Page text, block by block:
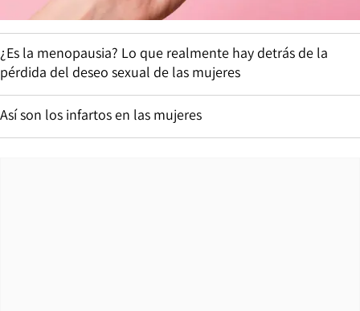
¿Es la menopausia? Lo que realmente hay detrás de la
pérdida del deseo sexual de las mujeres
Así son los infartos en las mujeres